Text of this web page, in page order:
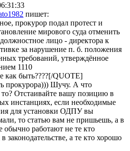
пишет:
прокурор подал протест и
мирового суда отменить
лицо - директора к
за нарушение п. б. положения
требований, утверждённое
1110
как быть????[/QUOTE]
прокурора))) Шучу. А что
Отстаивайте вашу позицию в
инстанциях, если необходимые
для установки ОДПУ вы
то статью вам не пришьешь, а в
обычно работают не те кто
в законодательстве, а те кто хорошо